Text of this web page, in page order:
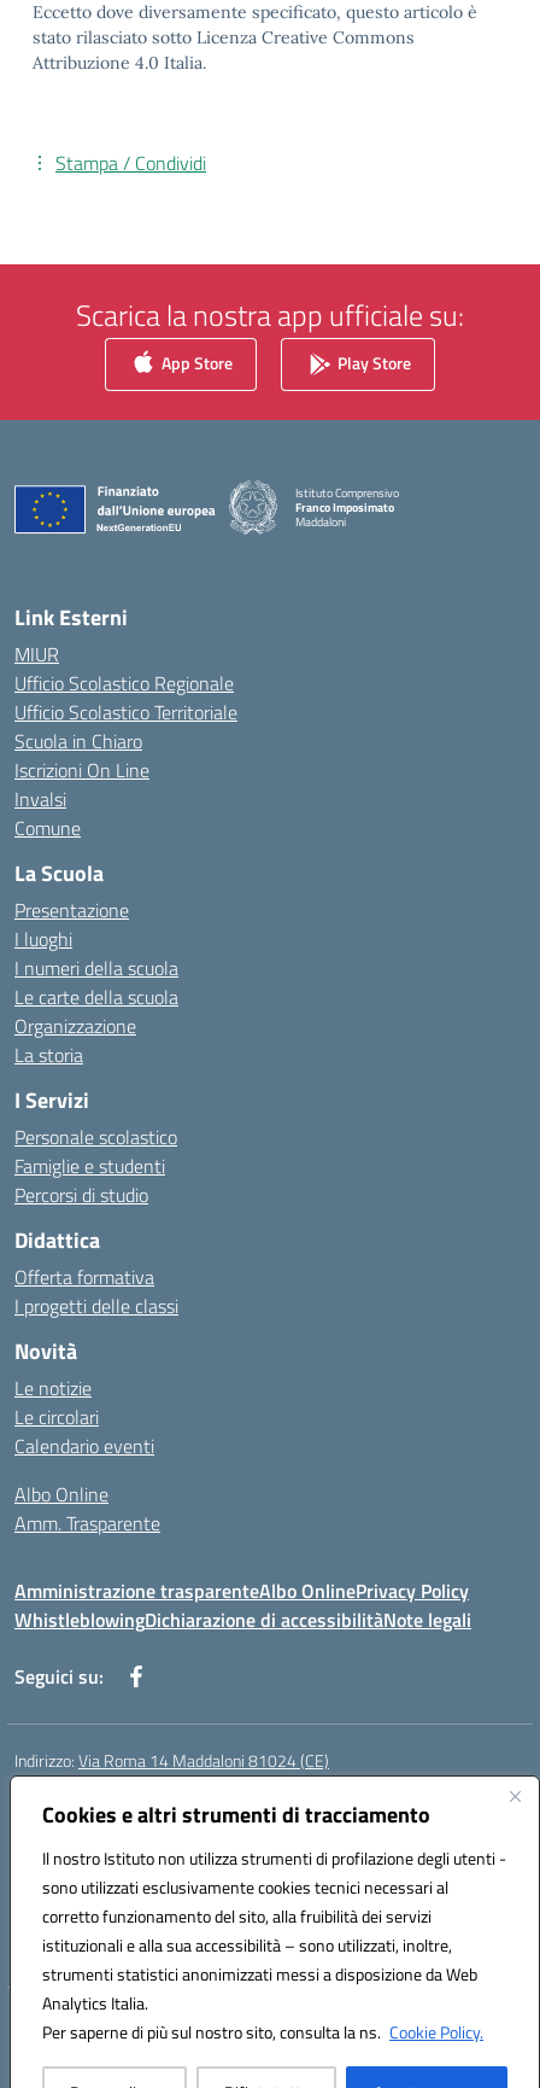
Cookies e altri strumenti di tracciamento
Il nostro Istituto non utilizza strumenti di profilazione degli utenti -
sono utilizzati esclusivamente cookies tecnici necessari al
corretto funzionamento del sito, alla fruibilità dei servizi
istituzionali e alla sua accessibilità – sono utilizzati, inoltre,
strumenti statistici anonimizzati messi a disposizione da Web
Analytics Italia.
Per saperne di più sul nostro sito, consulta la ns. Cookie Policy.
Eccetto dove diversamente specificato, questo articolo è
stato rilasciato sotto Licenza Creative Commons
Attribuzione 4.0 Italia.
Stampa / Condividi
Scarica la nostra app ufficiale su:
App Store Play Store
Istituto Comprensivo
Franco Imposimato
Maddaloni
Link Esterni
MIUR
Ufficio Scolastico Regionale
Ufficio Scolastico Territoriale
Scuola in Chiaro
Iscrizioni On Line
Invalsi
Comune
La Scuola
Presentazione
I luoghi
I numeri della scuola
Le carte della scuola
Organizzazione
La storia
I Servizi
Personale scolastico
Famiglie e studenti
Percorsi di studio
Didattica
Offerta formativa
I progetti delle classi
Novità
Le notizie
Le circolari
Calendario eventi
Albo Online
Amm. Trasparente
Amministrazione trasparenteAlbo OnlinePrivacy Policy
WhistleblowingDichiarazione di accessibilitàNote legali
Seguici su:
Indirizzo:Via Roma 14 Maddaloni 81024 (CE)
Centralino:
Posta elettronica certificata (PEC):ceic8an00r@pec.istruzione.it
Codice fiscale: 80006190617
Codice meccanografico:CEIC8AN00R
Codice Indice delle Pubbliche Amministrazioni (IPA): icmvce
Codice unico di fatturazione (CUF): UFORSV
Hosting & Powered by 3D Solution S.r.l.
Concept & Design by Designers Italia